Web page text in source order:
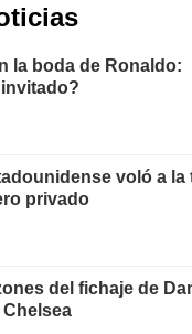
la boda de Ronaldo:
voló a la
privado
del fichaje de